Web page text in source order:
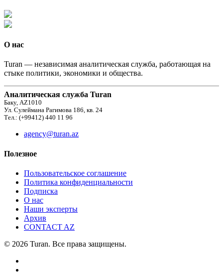
О нас
Turan — независимая аналитическая служба, работающая на
стыке политики, экономики и общества.
Аналитическая служба Turan
Баку, AZ1010
Ул. Сулеймана Рагимова 186, кв. 24
Тел.: (+99412) 440 11 96
agency@turan.az
Полезное
Пользовательское соглашение
Политика конфиденциальности
Подписка
О нас
Наши эксперты
Архив
CONTACT AZ
© 2026 Turan. Все права защищены.